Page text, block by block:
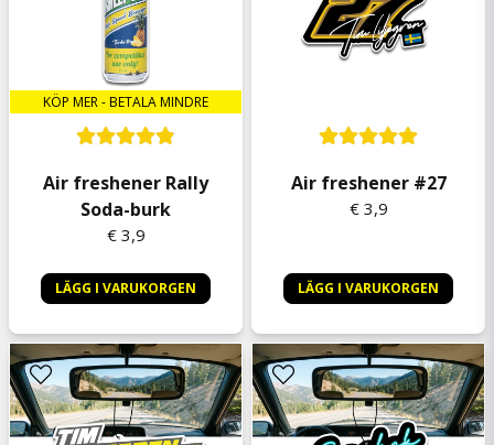
11 kuukautta sitten
Otroligt att doften sitter kvar länge och ett
plus är att doften inte luktar så starkt och
intensivt!
KÖP MER - BETALA MINDRE
Air freshener Rally
Soda-burk
€ 3,9
LÄGG I VARUKORGEN
Air freshener #27
€ 3,9
LÄGG I VARUKORGEN